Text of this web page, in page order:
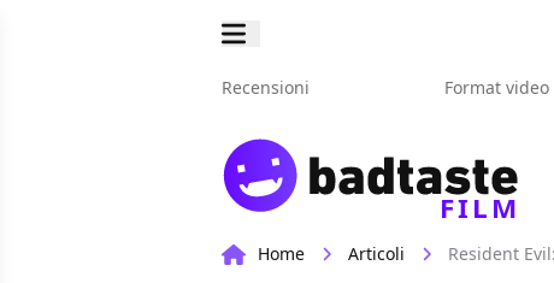
Recensioni Format video
FILM
Home Articoli Resident